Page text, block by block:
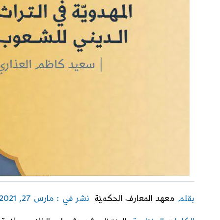
بقلم معهد المعارف الحكميّة نشر في : مارس 27, 2021